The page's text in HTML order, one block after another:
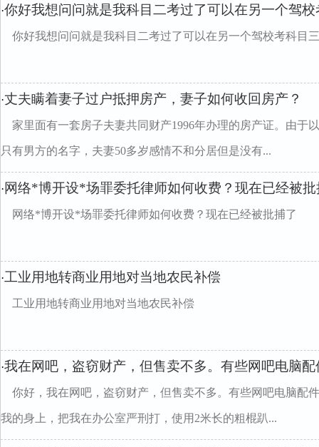
·你好我想问问就是我科目二考过了可以在另一个驾
你好我想问问就是我科目二考过了可以在另一个驾校考科目三
·丈夫瞒着妻子过户抵押房产，妻子如何收回房产？
家里面有一套房子夫妻共同财产1996年办理的房产证。由于
只有男方的名字，夫妻50多岁感情不和分居但是没有...
· 网络*博开设*场罪委托律师如何收费？现在已经被批
网络*博开设*场罪委托律师如何收费？现在已经被批捕了
·工业用地转商业用地对当地农民补偿
工业用地转商业用地对当地农民补偿
·我在网吧，盗窃财产，但售卖不多。有些网吧电脑配
你好，我在网吧，盗窃财产，但售卖不多。有些网吧电脑配
我的身上，把我在办公室严刑打，使用2米长的粗棍趴...